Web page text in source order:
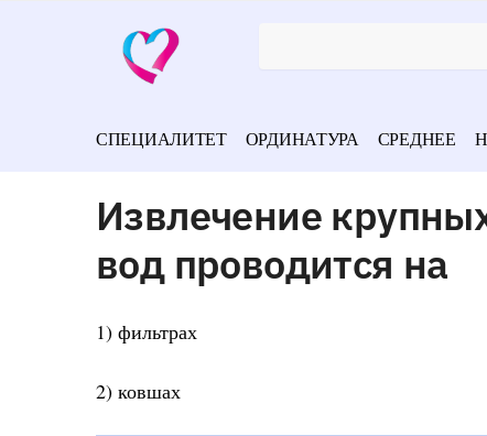
СПЕЦИАЛИТЕТ ОРДИНАТУРА СРЕДНЕЕ
Извлечение
вод проводится на
1) фильтрах
2) ковшах